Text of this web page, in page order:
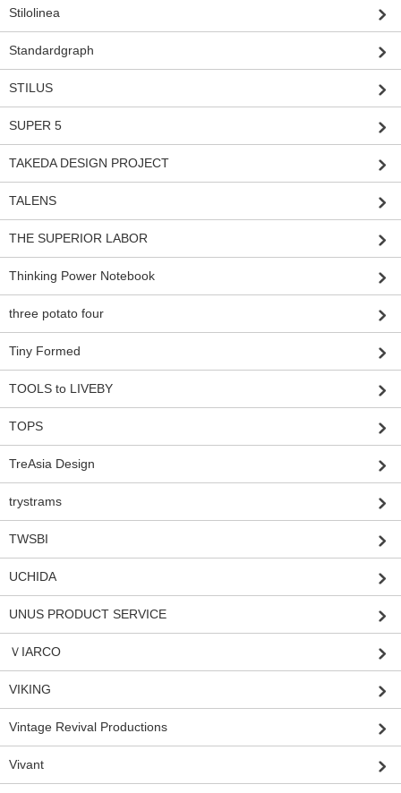
Stilolinea
Standardgraph
STILUS
SUPER 5
TAKEDA DESIGN PROJECT
TALENS
THE SUPERIOR LABOR
Thinking Power Notebook
three potato four
Tiny Formed
TOOLS to LIVEBY
TOPS
TreAsia Design
trystrams
TWSBI
UCHIDA
UNUS PRODUCT SERVICE
ＶIARCO
VIKING
Vintage Revival Productions
Vivant